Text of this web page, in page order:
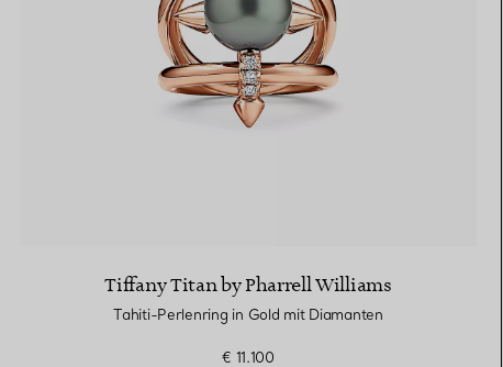
Tiffany Titan by Pharrell Williams
Tahiti-Perlenring in Gold mit Diamanten
€ 11.100